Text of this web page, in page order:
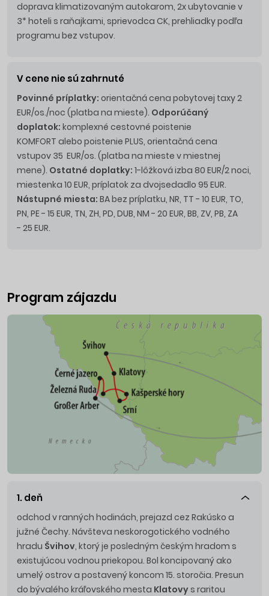
doprava klimatizovaným autokarom, 2x ubytovanie v
3* hoteli s raňajkami, sprievodca CK, prehliadky podľa
programu bez vstupov.
V cene nie sú zahrnuté
Povinné príplatky: orientačná cena pobytovej taxy 2
EUR/os./noc (platba na mieste). Odporúčaný
doplatok: komplexné cestovné poistenie
KOMFORT alebo poistenie PLUS, orientačná cena
vstupov 35 EUR/os. (platba na mieste v miestnej
mene). Ostatné doplatky: 1-lôžková izba 80 EUR/2 noci,
miestenka 10 EUR, príplatok za dvojsedadlo 95 EUR.
Nástupné miesta: BA bez príplatku, NR, TT - 10 EUR, TO,
PN, PE - 15 EUR, TN, ZH, PD, DUB, NM - 20 EUR, BB, ZV, PB, ZA
- 25 EUR.
Program zájazdu
1. deň
odchod v ranných hodinách, prejazd cez Rakúsko a
južné Čechy. Návšteva neskorogotického vodného
hradu Švihov, ktorý je posledným českým hradom s
existujúcou vodnou priekopou. Bol koncipovaný ako
umelý ostrov a postavený koncom 15. storočia. Presun
do bývalého kráľovského mesta Klatovy s raritou